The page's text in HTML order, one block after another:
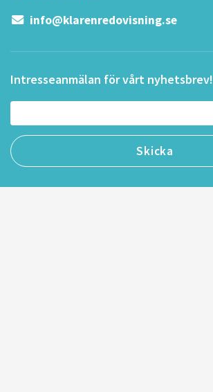
info@klarenredovisning.se
Intresseanmälan för vårt nyhetsbrev!